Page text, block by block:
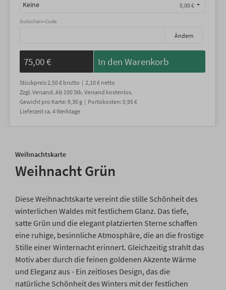
Keine 0,00 €
Gutschein-Code
Ändern
75,00 € In den Warenkorb
Stückpreis2,50 € brutto | 2,10 € netto
Zzgl. Versand. Ab 100 Stk. Versand kostenlos.
Gewicht pro Karte: 9,30 g | Portokosten: 0,95 €
Lieferzeitca. 4Werktage
Weihnachtskarte
Weihnacht Grün
Diese Weihnachtskarte vereint die stille Schönheit des
winterlichen Waldes mit festlichem Glanz. Das tiefe,
satte Grün und die elegant platzierten Sterne schaffen
eine ruhige, besinnliche Atmosphäre, die an die frostige
Stille einer Winternacht erinnert. Gleichzeitig strahlt das
Motiv aber durch die feinen goldenen Akzente Wärme
und Eleganz aus - Ein zeitloses Design, das die
natürliche Schönheit des Winters mit der festlichen